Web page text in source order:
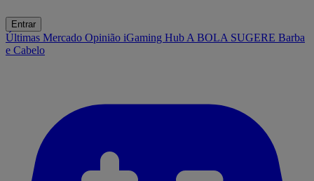
Entrar
Últimas Mercado Opinião iGaming Hub A BOLA SUGERE Barba
e Cabelo